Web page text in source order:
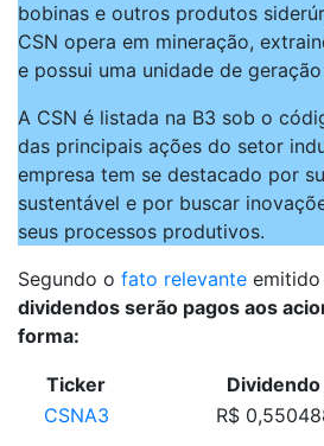
bobinas e outros produtos
CSN opera em mineração,
e possui uma unidade de
A CSN é listada na B3 sob o
das principais ações do setor
empresa tem se destacado por
sustentável e por buscar
seus processos produtivos.
Segundo o fato relevante emitido
dividendos serão pagos aos
forma:
Ticker
CSNA3
R$